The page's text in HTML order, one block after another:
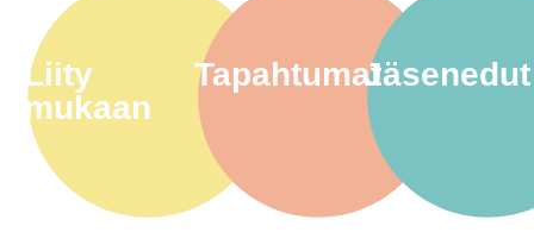
Liity
mukaan
TapahtumatJäsenedut